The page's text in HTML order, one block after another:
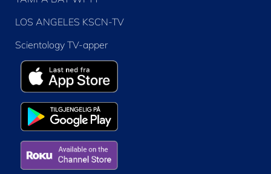
LOS ANGELES KSCN-TV
Scientology TV-apper